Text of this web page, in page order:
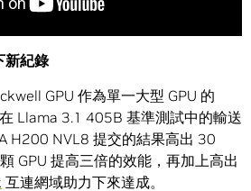
新紀錄
GPU 作為單一大型 GPU 的
Llama 3.1 405B 基準測試中的輸送
H200 NVL8 提交的結果高出 30
GPU 提高三倍的效能，再加上高出
互連網域助力下來達成。